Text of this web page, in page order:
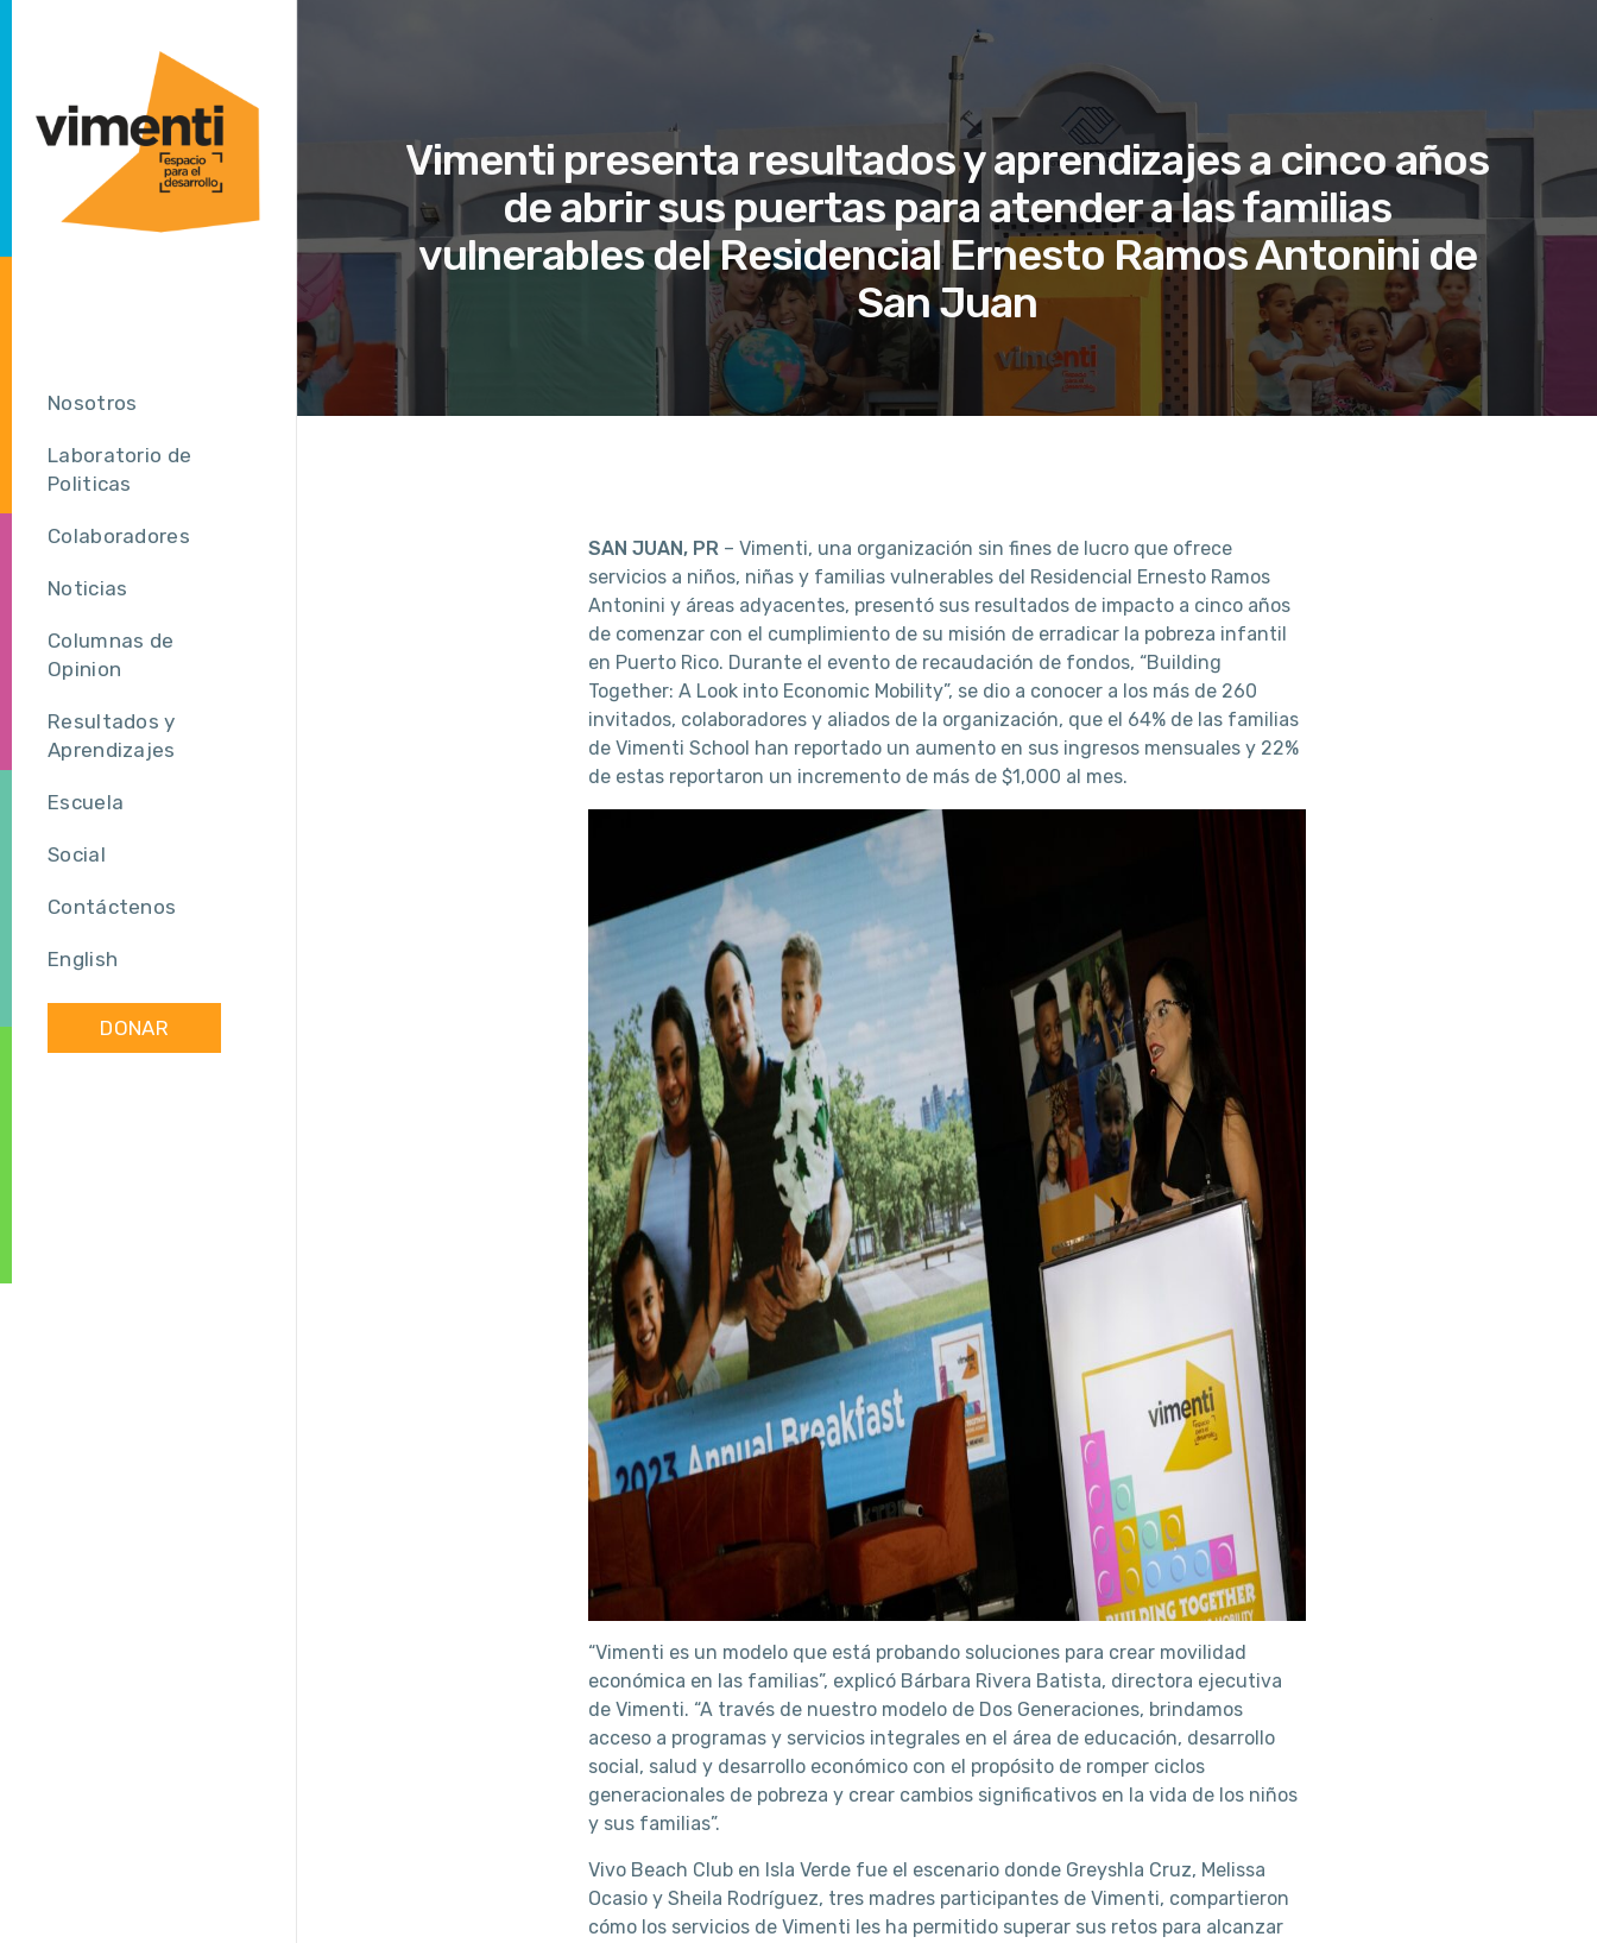
Nosotros
Laboratorio de
Politicas
Colaboradores
Noticias
Columnas de
Opinion
Resultados y
Aprendizajes
Escuela
Social
Contáctenos
English
DONAR
Vimenti presenta resultados y aprendizajes a cinco años
de abrir sus puertas para atender a las familias
vulnerables del Residencial Ernesto Ramos Antonini de
San Juan
SAN JUAN, PR – Vimenti, una organización sin fines de lucro que ofrece
servicios a niños, niñas y familias vulnerables del Residencial Ernesto Ramos
Antonini y áreas adyacentes, presentó sus resultados de impacto a cinco años
de comenzar con el cumplimiento de su misión de erradicar la pobreza infantil
en Puerto Rico. Durante el evento de recaudación de fondos, “Building
Together: A Look into Economic Mobility”, se dio a conocer a los más de 260
invitados, colaboradores y aliados de la organización, que el 64% de las familias
de Vimenti School han reportado un aumento en sus ingresos mensuales y 22%
de estas reportaron un incremento de más de $1,000 al mes.
“Vimenti es un modelo que está probando soluciones para crear movilidad
económica en las familias”, explicó Bárbara Rivera Batista, directora ejecutiva
de Vimenti. “A través de nuestro modelo de Dos Generaciones, brindamos
acceso a programas y servicios integrales en el área de educación, desarrollo
social, salud y desarrollo económico con el propósito de romper ciclos
generacionales de pobreza y crear cambios significativos en la vida de los niños
y sus familias”.
Vivo Beach Club en Isla Verde fue el escenario donde Greyshla Cruz, Melissa
Ocasio y Sheila Rodríguez, tres madres participantes de Vimenti, compartieron
cómo los servicios de Vimenti les ha permitido superar sus retos para alcanzar